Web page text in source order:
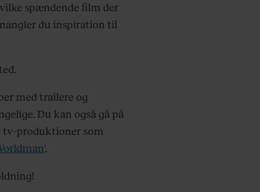
spændende film der
du inspiration til
med trailere og
Du kan også gå på
tv-produktioner som
'.